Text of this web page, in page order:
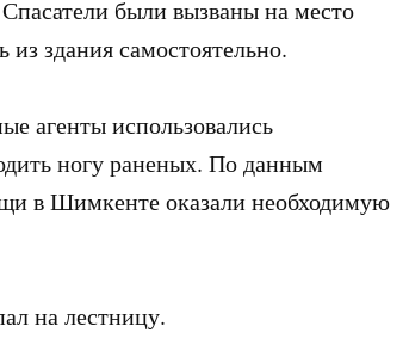
были вызваны на место
здания самостоятельно.
агенты использовались
ногу раненых. По данным
в Шимкенте оказали необходимую
на лестницу.